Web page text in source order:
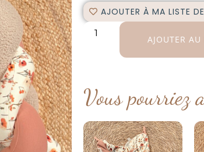
AJOUTER À MA LISTE
AJOUTER AU
Vous pourriez